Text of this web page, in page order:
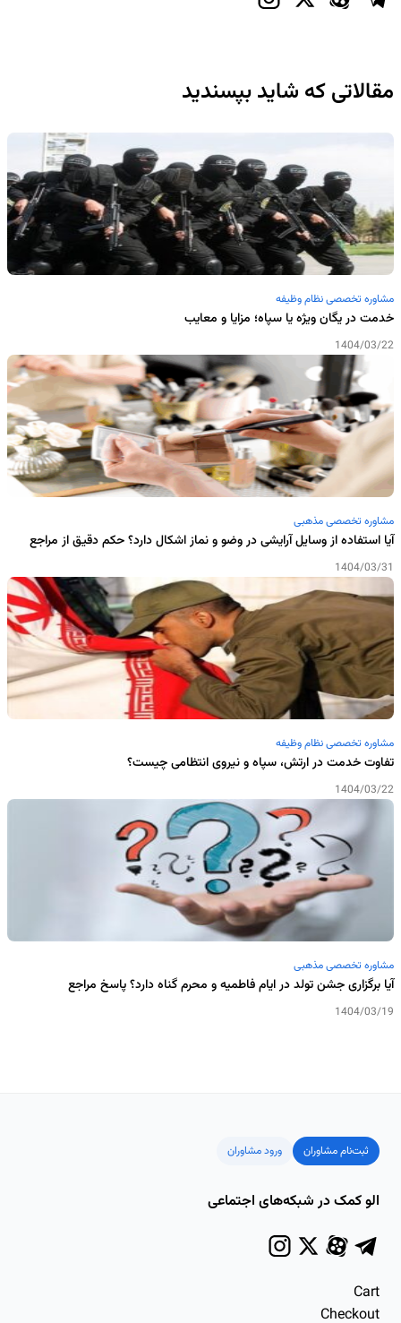
مقالاتی که شاید بپسندید
مشاوره تخصصی نظام وظیفه
خدمت در یگان ویژه یا سپاه؛ مزایا و معایب
1404/03/22
مشاوره تخصصی مذهبی
آیا استفاده از وسایل آرایشی در وضو و نماز اشکال دارد؟ حکم دقیق از مراجع
1404/03/31
مشاوره تخصصی نظام وظیفه
تفاوت خدمت در ارتش، سپاه و نیروی انتظامی چیست؟
1404/03/22
مشاوره تخصصی مذهبی
آیا برگزاری جشن تولد در ایام فاطمیه و محرم گناه دارد؟ پاسخ مراجع
1404/03/19
ثبت‌نام مشاوران ورود مشاوران
الو کمک در شبکه‌های اجتماعی
Cart
Checkout